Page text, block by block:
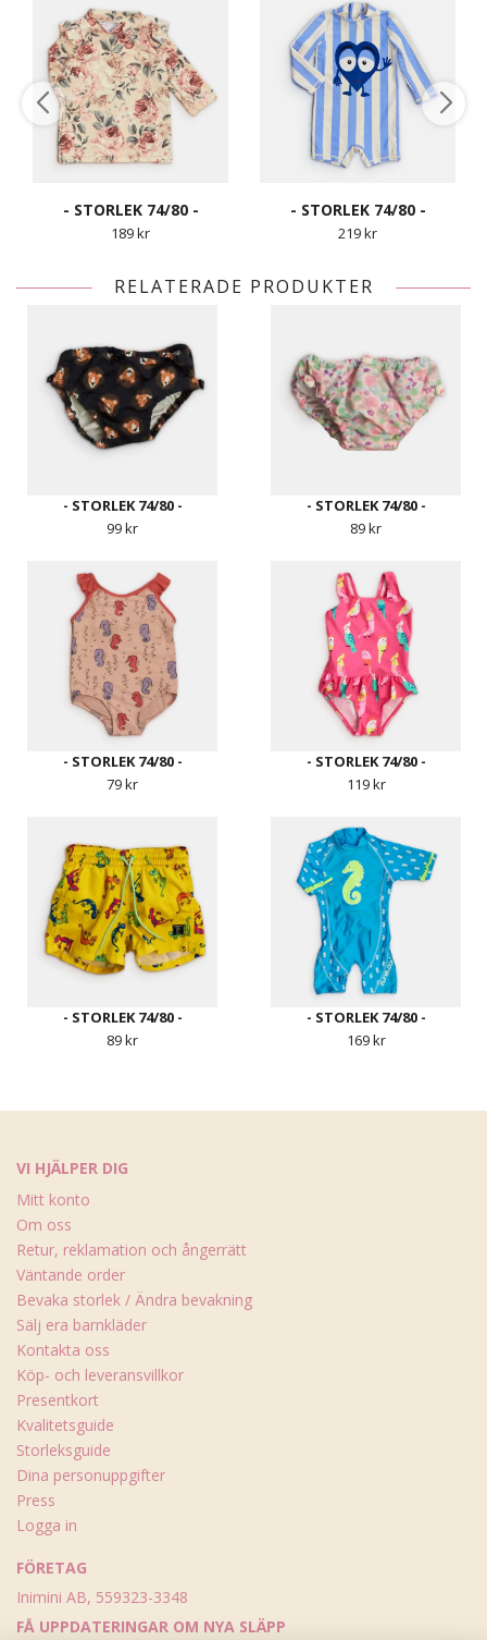
- STORLEK 74/80 -
189 kr
- STORLEK 74/80 -
219 kr
RELATERADE PRODUKTER
- STORLEK 74/80 -
99 kr
- STORLEK 74/80 -
89 kr
- STORLEK 74/80 -
79 kr
- STORLEK 74/80 -
119 kr
- STORLEK 74/80 -
89 kr
- STORLEK 74/80 -
169 kr
VI HJÄLPER DIG
Mitt konto
Om oss
Retur, reklamation och ångerrätt
Väntande order
Bevaka storlek / Ändra bevakning
Sälj era barnkläder
Kontakta oss
Köp- och leveransvillkor
Presentkort
Kvalitetsguide
Storleksguide
Dina personuppgifter
Press
Logga in
FÖRETAG
Inimini AB, 559323-3348
FÅ UPPDATERINGAR OM NYA SLÄPP